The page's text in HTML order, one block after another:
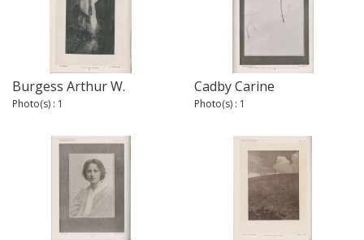
Burgess Arthur W.
Photo(s) : 1
Cadby Carine
Photo(s) : 1